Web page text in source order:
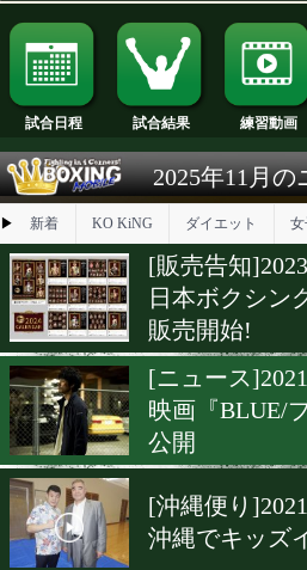
試合日程 試合結果
2025年11
▶ 新着 KO KiNG ダイエット
[販売告知
日本ボク
販売開始!
[ニュース
映画『